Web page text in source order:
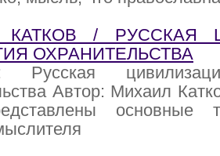
КАТКОВ / РУССКАЯ
ОХРАНИТЕЛЬСТВА
Русская
Автор: Михаил
основные